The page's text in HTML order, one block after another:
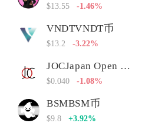
$13.55 -1.46%
VNDTVNDT币
$13.2 -3.22%
JOCJapan Open Chain
$0.040 -1.08%
BSMBSM币
$9.8 +3.92%